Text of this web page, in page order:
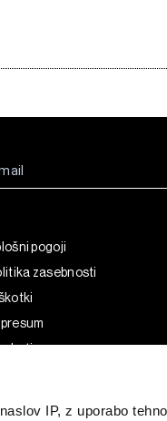
IP, z uporabo
pogoji
zasebnosti